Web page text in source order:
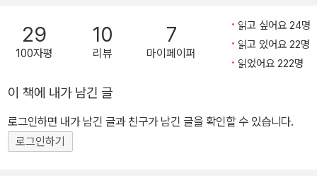
찾는 과정 속에서, 독자들은 팽팽한 긴장감과 황량한 절망감, 지치지
않고 등장하는 반전과 재미 덕분에 앞으로 벌어지게 될 사건에서 눈
을 뗄 수 없을 것이다. 세상을 바꾸는 젊은 세대의 힘을 보여주는 소설
즈 러너》는 한 소년이 토머스라는 이름 외에는 모든 기억을 삭제당한
채 캄캄한 폐쇄공간에서 깨어나는 데서 시작한다. 소년이 도착한 곳
은 돌벽으로 둘러싸인 거대한 미로로, 30일마다 새로운 소년이 토머
29
100자평
10
리뷰
7
마이페이퍼
읽고 싶어요 24명
읽고 있어요 22명
읽었어요 222명
이 책에 내가 남긴 글
로그인하면 내가 남긴 글과 친구가 남긴 글을 확인할 수 있습니다.
로그인하기